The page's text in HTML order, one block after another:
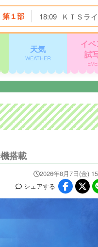
１部 18:09 ＫＴＳラ
天気
WEATHER
イ
試
搭載
2026年8月7日(金)
シェアする